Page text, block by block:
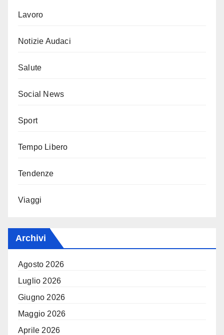
Lavoro
Notizie Audaci
Salute
Social News
Sport
Tempo Libero
Tendenze
Viaggi
Archivi
Agosto 2026
Luglio 2026
Giugno 2026
Maggio 2026
Aprile 2026